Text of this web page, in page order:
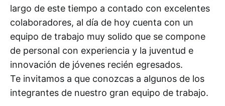
largo de este tiempo a contado con excelentes
colaboradores, al día de hoy cuenta con un
equipo de trabajo muy solido que se compone
de personal con experiencia y la juventud e
innovación de jóvenes recién egresados.
Te invitamos a que conozcas a algunos de los
integrantes de nuestro gran equipo de trabajo.